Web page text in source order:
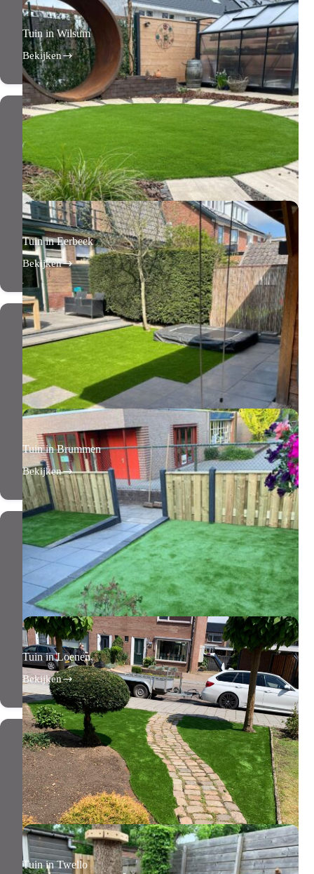
Tuin in Wilsum
Bekijken
Tuin
in
Wilsum
Tuin in Eerbeek
Bekijken
Tuin
in
Eerbeek
Tuin in Brummen
Bekijken
Tuin
in
Brummen
Tuin in Loenen
Bekijken
Tuin
in
Loenen
Tuin in Twello